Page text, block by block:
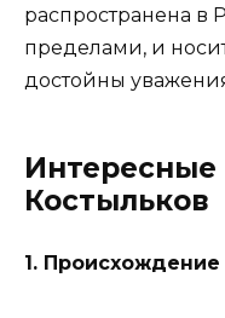
распространена в
пределами, и
достойны
Костыльков
1.